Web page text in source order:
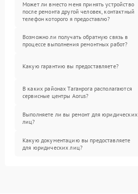
Может ли вместо меня принять устройство
после ремонта другой человек, контактный
телефон которого я предоставлю?
Возможно ли получать обратную связь в
процессе выполнения ремонтных работ?
Какую гарантию вы предоставляете?
В каких районах Таганрога располагаются
сервисные центры Aorus?
Выполняете ли вы ремонт для юридических
лиц?
Какую документацию вы предоставляете
для юридических лиц?